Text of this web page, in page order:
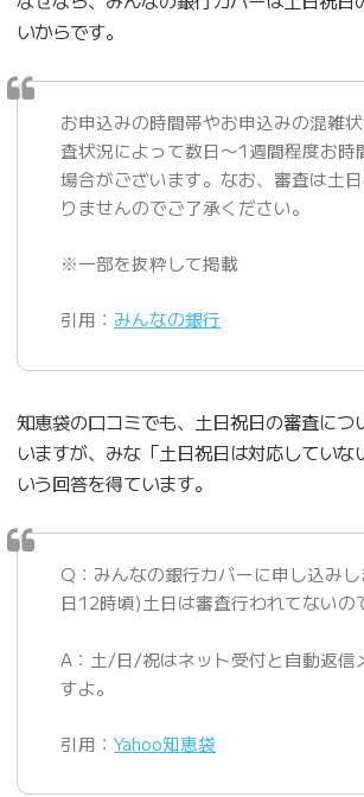
いからです。
お申込みの時間帯やお申込みの混雑
査状況によって数日〜1週間程度お時
場合がございます。なお、審査は土
りませんのでご了承ください。
※一部を抜粋して掲載
引用： みんなの銀行
知恵袋の口コミでも、土日祝日の審査につ
いますが、みな「土日祝日は対応していな
いう回答を得ています。
Q：みんなの銀行カバーに申し込み
日12時頃)土日は審査行われてないの
A：土/日/祝はネット受付と自動返信
すよ。
引用：Yahoo知恵袋